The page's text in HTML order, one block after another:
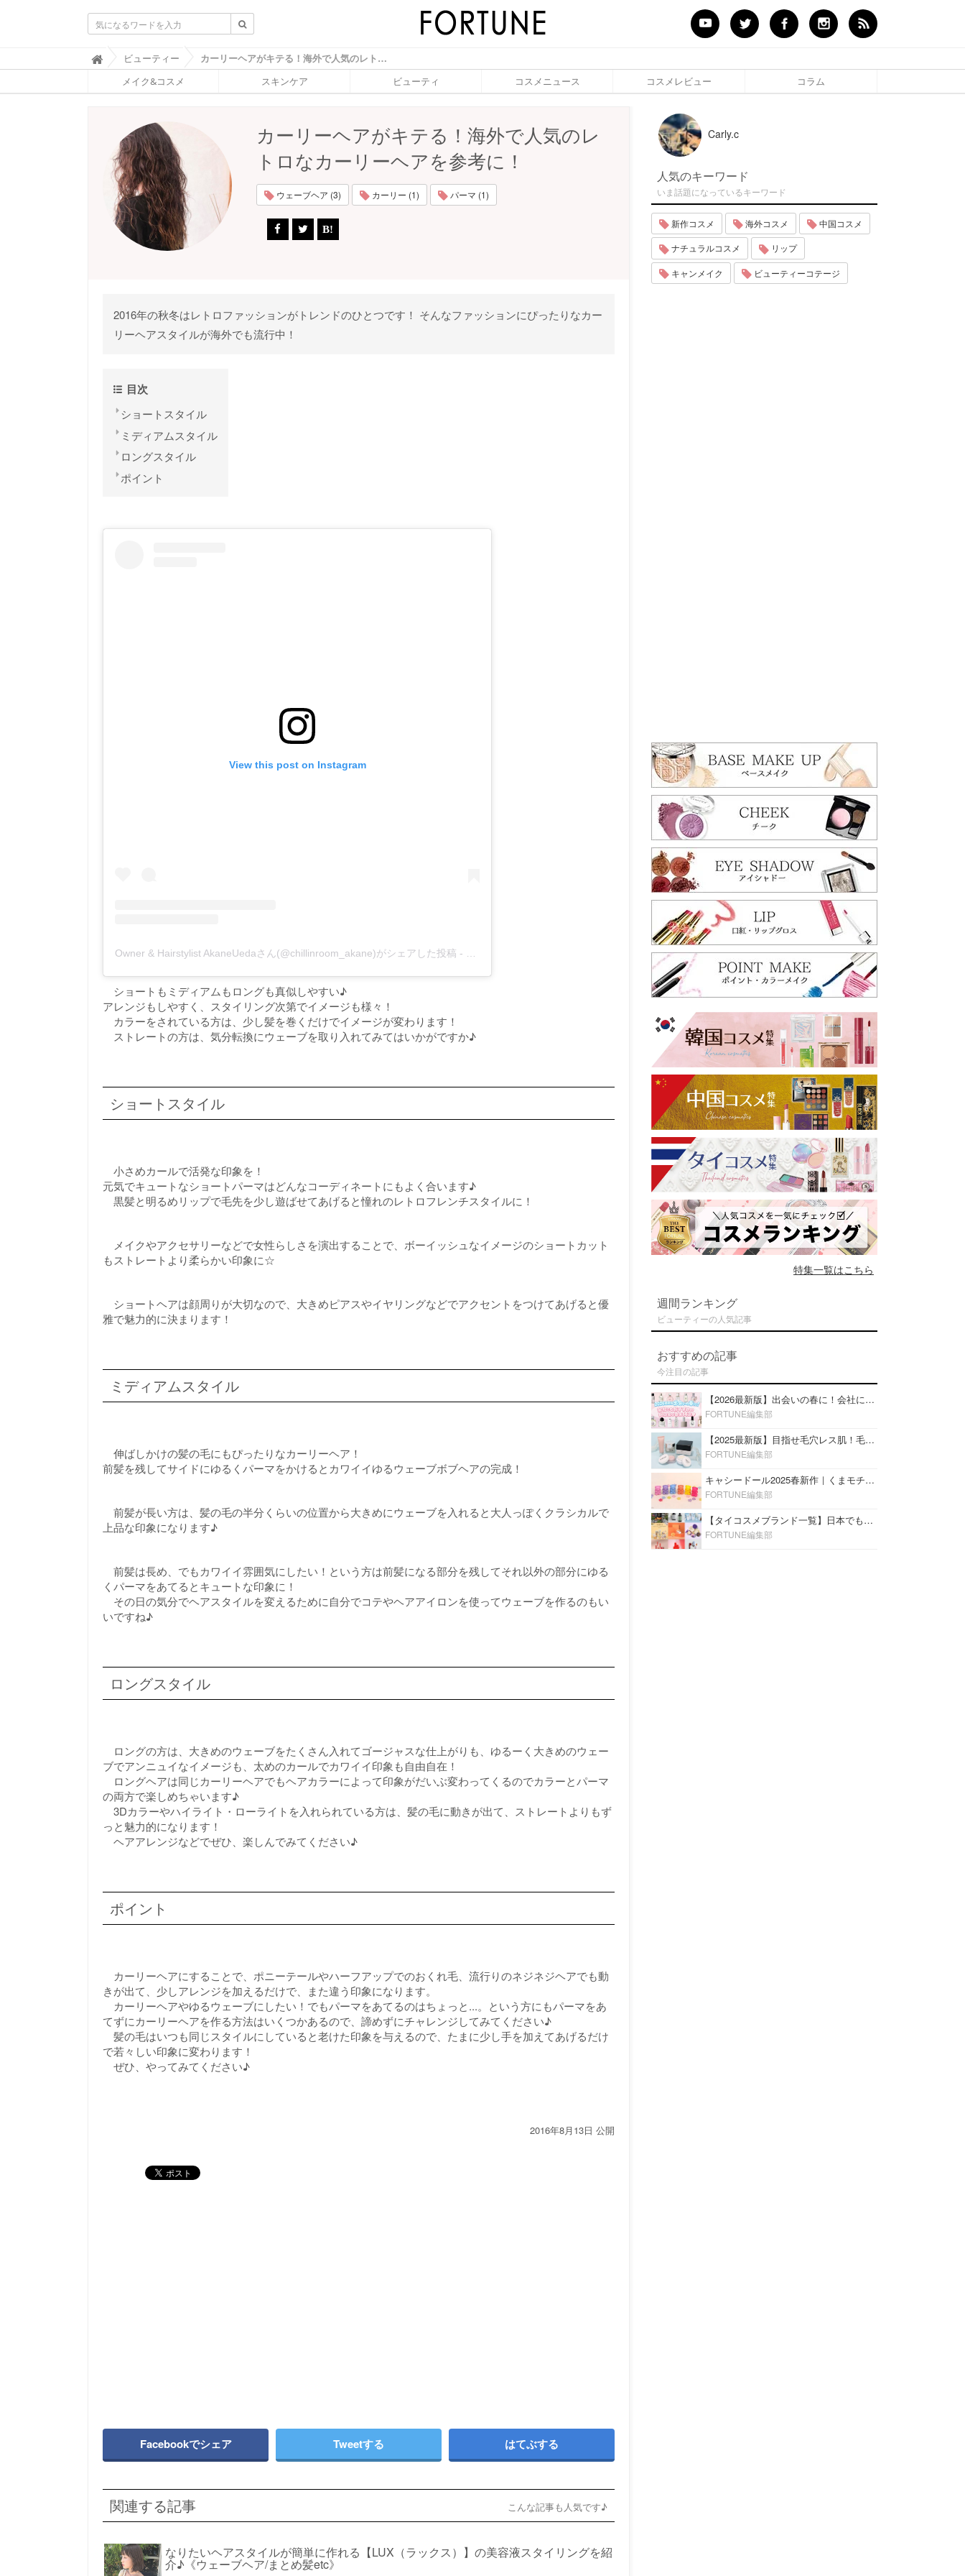
ふ
ぉ
ち
ビューティー カーリーヘアがキテる！海外で人気のレトロなカーリーヘアを参考に！ - ふぉーちゅん(FORTUNE)
メイク&コスメ スキンケア ビューティ コスメニュース コスメレビュー コラム
カーリーヘアがキテる！海外で人気のレ
トロなカーリーヘアを参考に！
ウェーブヘア (3) カーリー (1) パーマ (1)
2016年の秋冬はレトロファッションがトレンドのひとつです！ そんなファッションにぴったりなカー
リーヘアスタイルが海外でも流行中！
目次
ショートスタイル
ミディアムスタイル
ロングスタイル
ポイント
View this post on Instagram
Owner & Hairstylist AkaneUedaさん(@chillinroom_akane)がシェアした投稿 -
ショートもミディアムもロングも真似しやすい♪
アレンジもしやすく、スタイリング次第でイメージも様々！
カラーをされている方は、少し髪を巻くだけでイメージが変わります！
ストレートの方は、気分転換にウェーブを取り入れてみてはいかがですか♪
ショートスタイル
小さめカールで活発な印象を！
元気でキュートなショートパーマはどんなコーディネートにもよく合います♪
黒髪と明るめリップで毛先を少し遊ばせてあげると憧れのレトロフレンチスタイルに！
メイクやアクセサリーなどで女性らしさを演出することで、ボーイッシュなイメージのショートカット
もストレートより柔らかい印象に☆
ショートヘアは顔周りが大切なので、大きめピアスやイヤリングなどでアクセントをつけてあげると優
雅で魅力的に決まります！
ミディアムスタイル
伸ばしかけの髪の毛にもぴったりなカーリーヘア！
前髪を残してサイドにゆるくパーマをかけるとカワイイゆるウェーブボブヘアの完成！
前髪が長い方は、髪の毛の半分くらいの位置から大きめにウェーブを入れると大人っぽくクラシカルで
上品な印象になります♪
前髪は長め、でもカワイイ雰囲気にしたい！という方は前髪になる部分を残してそれ以外の部分にゆる
くパーマをあてるとキュートな印象に！
その日の気分でヘアスタイルを変えるために自分でコテやヘアアイロンを使ってウェーブを作るのもい
いですね♪
ロングスタイル
ロングの方は、大きめのウェーブをたくさん入れてゴージャスな仕上がりも、ゆるーく大きめのウェー
ブでアンニュイなイメージも、太めのカールでカワイイ印象も自由自在！
ロングヘアは同じカーリーヘアでもヘアカラーによって印象がだいぶ変わってくるのでカラーとパーマ
の両方で楽しめちゃいます♪
3Dカラーやハイライト・ローライトを入れられている方は、髪の毛に動きが出て、ストレートよりもず
っと魅力的になります！
ヘアアレンジなどでぜひ、楽しんでみてください♪
ポイント
カーリーヘアにすることで、ポニーテールやハーフアップでのおくれ毛、流行りのネジネジヘアでも動
きが出て、少しアレンジを加えるだけで、また違う印象になります。
カーリーヘアやゆるウェーブにしたい！でもパーマをあてるのはちょっと...。という方にもパーマをあ
てずにカーリーヘアを作る方法はいくつかあるので、諦めずにチャレンジしてみてください♪
髪の毛はいつも同じスタイルにしていると老けた印象を与えるので、たまに少し手を加えてあげるだけ
で若々しい印象に変わります！
ぜひ、やってみてください♪
2016年8月13日 公開
Facebookでシェア Tweetする はてぶする
関連する記事 こんな記事も人気です♪
なりたいヘアスタイルが簡単に作れる【LUX（ラックス）】の美容液スタイリングを紹
介♪《ウェーブヘア/まとめ髪etc》
Carly.c
人気のキーワード
いま話題になっているキーワード
新作コスメ 海外コスメ 中国コスメ
ナチュラルコスメ リップ
キャンメイク ビューティーコテージ
特集一覧はこちら
週間ランキング
ビューティーの人気記事
おすすめの記事
今注目の記事
【2026最新版】出会いの春に！会社にもおすすめの好印象な香水14選♡ビジネスの場での香水マナーも
FORTUNE編集部
【2025最新版】目指せ毛穴レス肌！毛穴を埋めて隠す「おすすめ部分用下地＆プライマー」ランキング♡
FORTUNE編集部
キャシードール2025春新作｜くまモチーフのミニリップ「シャイニーベア リップモイスト」をレビュー♡
FORTUNE編集部
【タイコスメブランド一覧】日本でも人気沸騰中の“タイコスメ”ブランド20選！
FORTUNE編集部